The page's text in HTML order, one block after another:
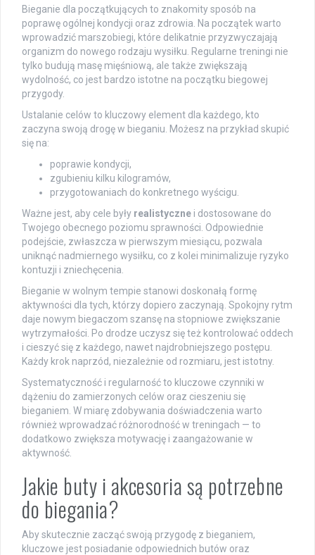
Bieganie dla początkujących to znakomity sposób na
poprawę ogólnej kondycji oraz zdrowia. Na początek warto
wprowadzić marszobiegi, które delikatnie przyzwyczajają
organizm do nowego rodzaju wysiłku. Regularne treningi nie
tylko budują masę mięśniową, ale także zwiększają
wydolność, co jest bardzo istotne na początku biegowej
przygody.
Ustalanie celów to kluczowy element dla każdego, kto
zaczyna swoją drogę w bieganiu. Możesz na przykład skupić
się na:
poprawie kondycji,
zgubieniu kilku kilogramów,
przygotowaniach do konkretnego wyścigu.
Ważne jest, aby cele były realistyczne i dostosowane do
Twojego obecnego poziomu sprawności. Odpowiednie
podejście, zwłaszcza w pierwszym miesiącu, pozwala
uniknąć nadmiernego wysiłku, co z kolei minimalizuje ryzyko
kontuzji i zniechęcenia.
Bieganie w wolnym tempie stanowi doskonałą formę
aktywności dla tych, którzy dopiero zaczynają. Spokojny rytm
daje nowym biegaczom szansę na stopniowe zwiększanie
wytrzymałości. Po drodze uczysz się też kontrolować oddech
i cieszyć się z każdego, nawet najdrobniejszego postępu.
Każdy krok naprzód, niezależnie od rozmiaru, jest istotny.
Systematyczność i regularność to kluczowe czynniki w
dążeniu do zamierzonych celów oraz cieszeniu się
bieganiem. W miarę zdobywania doświadczenia warto
również wprowadzać różnorodność w treningach — to
dodatkowo zwiększa motywację i zaangażowanie w
aktywność.
Jakie buty i akcesoria są potrzebne
do biegania?
Aby skutecznie zacząć swoją przygodę z bieganiem,
kluczowe jest posiadanie odpowiednich butów oraz